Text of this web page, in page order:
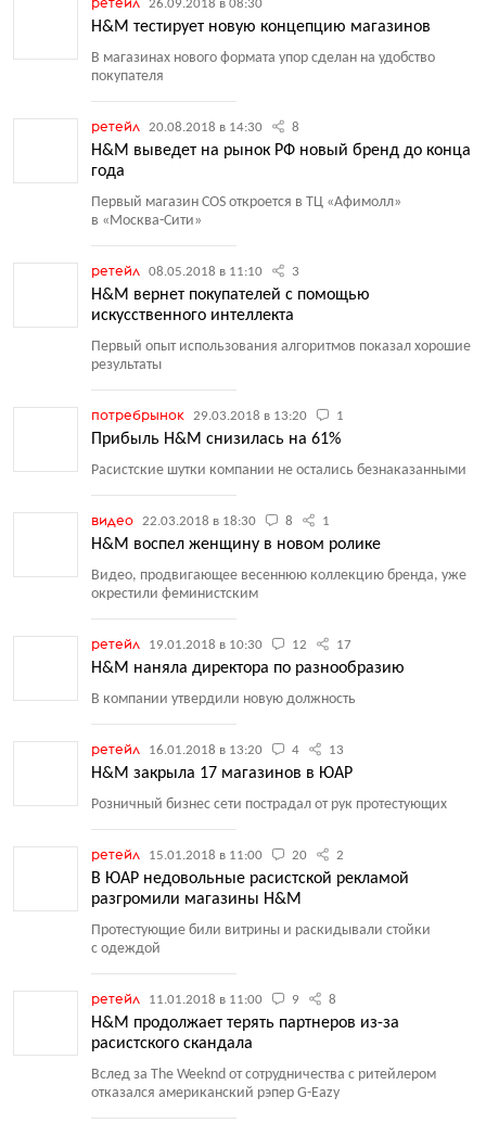
26.09.2018 в 08:30
H&M тестирует новую концепцию магазинов
В магазинах нового формата упор сделан на удобство
покупателя
ретейл 20.08.2018 в 14:30 8
H&M выведет на рынок РФ новый бренд до конца
года
Первый магазин COS откроется в ТЦ «Афимолл»
в «Москва-Сити»
ретейл 08.05.2018 в 11:10 3
H&M вернет покупателей с помощью
искусственного интеллекта
Первый опыт использования алгоритмов показал хорошие
результаты
потребрынок 29.03.2018 в 13:20 1
Прибыль H&M снизилась на 61%
Расистские шутки компании не остались безнаказанными
видео 22.03.2018 в 18:30 8 1
H&M воспел женщину в новом ролике
Видео, продвигающее весеннюю коллекцию бренда, уже
окрестили феминистским
ретейл 19.01.2018 в 10:30 12 17
H&M наняла директора по разнообразию
В компании утвердили новую должность
ретейл 16.01.2018 в 13:20 4 13
H&M закрыла 17 магазинов в ЮАР
Розничный бизнес сети пострадал от рук протестующих
ретейл 15.01.2018 в 11:00 20 2
В ЮАР недовольные расистской рекламой
разгромили магазины H&M
Протестующие били витрины и раскидывали стойки
с одеждой
ретейл 11.01.2018 в 11:00 9 8
H&M продолжает терять партнеров из-за
расистского скандала
Вслед за The Weeknd от сотрудничества с ритейлером
отказался американский рэпер G-Eazy